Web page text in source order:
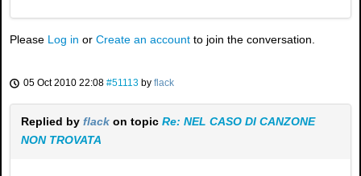
Please Log in or Create an account to join the conversation.
05 Oct 2010 22:08 #51113 by flack
Replied by flack on topic Re: NEL CASO DI CANZONE
NON TROVATA